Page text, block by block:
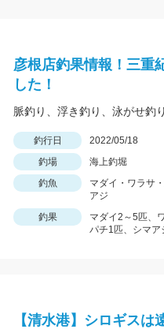
ペ
ジ
彦根店釣果情報！三重
した！
釣行日 2022/05/18
釣場
海上釣堀
釣魚
マダイ・ワラサ
アジ
釣果
マダイ2～5匹、
パチ1匹、シマア
【清水港】シロギスは